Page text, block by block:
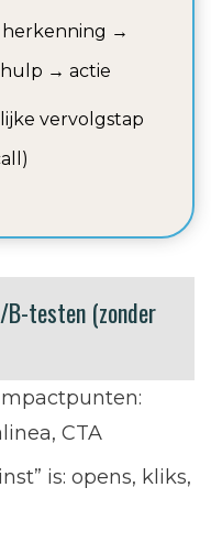
herkenning →
→ actie
vervolgstap
testen (zonder
CTA
is: opens, kliks,